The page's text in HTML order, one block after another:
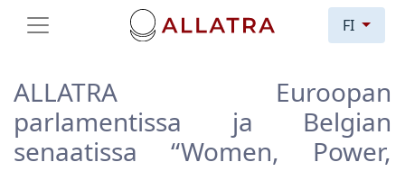
FI
ALLATRA Euroopan
parlamentissa ja Belgian
senaatissa “Women, Power,